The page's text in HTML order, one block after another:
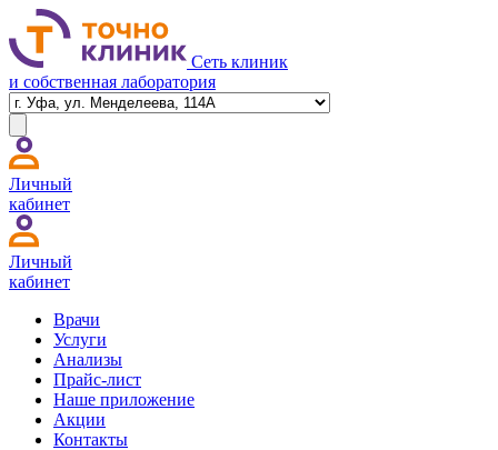
Сеть клиник
и собственная лаборатория
Личный
кабинет
Личный
кабинет
Врачи
Услуги
Анализы
Прайс-лист
Наше приложение
Акции
Контакты